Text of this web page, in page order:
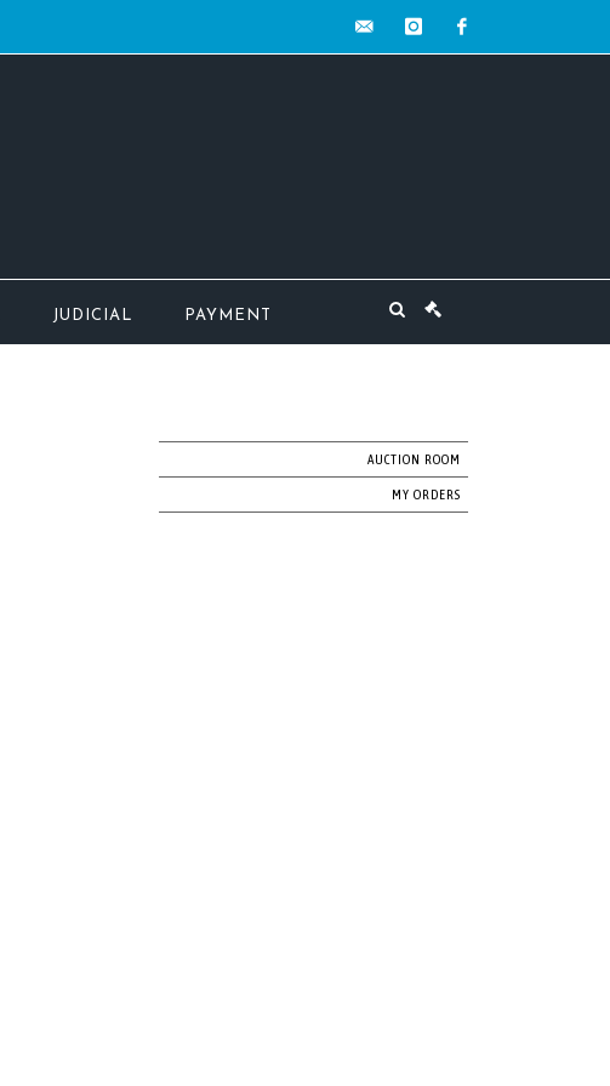
JUDICIAL PAYMENT
AUCTION ROOM
MY ORDERS